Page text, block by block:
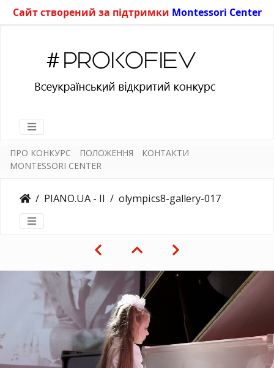
Сайт створений за підтримки Montessori Center
ПРО КОНКУРС ПОЛОЖЕННЯ
КОНТАКТИ
MONTESSORI CENTER
PIANO.UA - II olympics8-gallery-017